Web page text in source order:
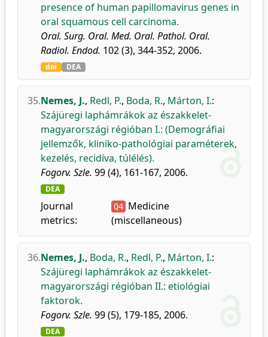
presence of human papillomavirus genes in
oral squamous cell carcinoma.
Oral. Surg. Oral. Med. Oral. Pathol. Oral.
Radiol. Endod. 102 (3), 344-352, 2006.
doi DEA
35.Nemes, J., Redl, P., Boda, R., Márton, I.:
Szájüregi laphámrákok az északkelet-
magyarországi régióban I.: (Demográfiai
jellemzők, kliniko-pathológiai paraméterek,
kezelés, recidíva, túlélés).
Fogorv. Szle. 99 (4), 161-167, 2006.
DEA
Journal
metrics:
Q4 Medicine
(miscellaneous)
36.Nemes, J., Boda, R., Redl, P., Márton, I.:
Szájüregi laphámrákok az északkelet-
magyarországi régióban II.: etiológiai
faktorok.
Fogorv. Szle. 99 (5), 179-185, 2006.
DEA